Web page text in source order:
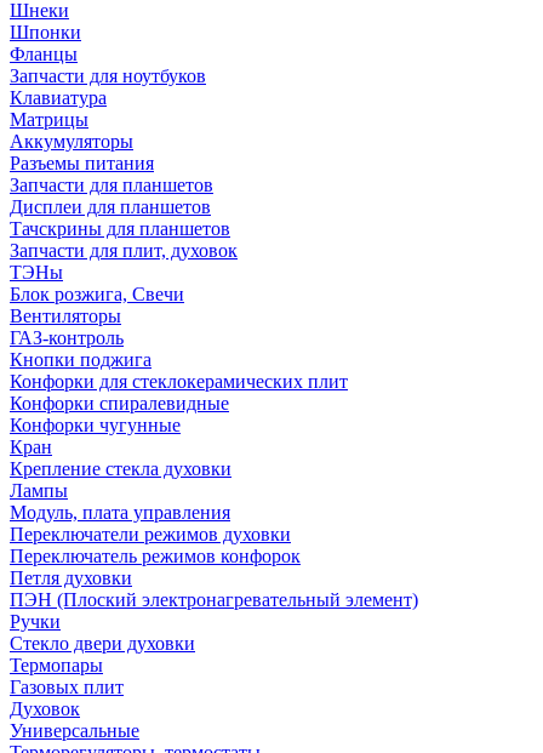
Шнеки
Шпонки
Фланцы
Запчасти для ноутбуков
Клавиатура
Матрицы
Аккумуляторы
Разъемы питания
Запчасти для планшетов
Дисплеи для планшетов
Тачскрины для планшетов
Запчасти для плит, духовок
ТЭНы
Блок розжига, Свечи
Вентиляторы
ГАЗ-контроль
Кнопки поджига
Конфорки для стеклокерамических плит
Конфорки спиралевидные
Конфорки чугунные
Кран
Крепление стекла духовки
Лампы
Модуль, плата управления
Переключатели режимов духовки
Переключатель режимов конфорок
Петля духовки
ПЭН (Плоский электронагревательный элемент)
Ручки
Стекло двери духовки
Термопары
Газовых плит
Духовок
Универсальные